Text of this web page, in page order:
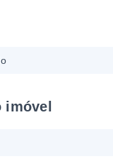
imóvel